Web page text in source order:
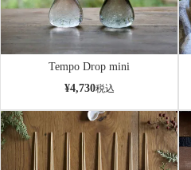
Tempo Drop mini
¥4,730税込